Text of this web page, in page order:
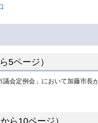
5ページ）
会定例会」において加藤市長
ら10ページ）